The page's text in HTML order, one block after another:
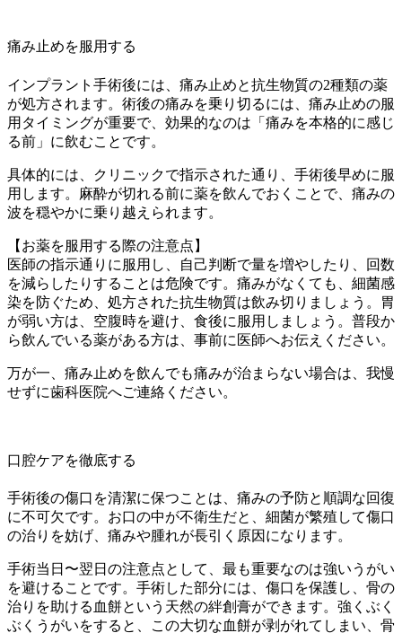
痛み止めを服用する
インプラント手術後には、痛み止めと抗生物質の2種類の薬
が処方されます。術後の痛みを乗り切るには、痛み止めの服
用タイミングが重要で、効果的なのは「痛みを本格的に感じ
る前」に飲むことです。
具体的には、クリニックで指示された通り、手術後早めに服
用します。麻酔が切れる前に薬を飲んでおくことで、痛みの
波を穏やかに乗り越えられます。
【お薬を服用する際の注意点】
医師の指示通りに服用し、自己判断で量を増やしたり、回数
を減らしたりすることは危険です。痛みがなくても、細菌感
染を防ぐため、処方された抗生物質は飲み切りましょう。胃
が弱い方は、空腹時を避け、食後に服用しましょう。普段か
ら飲んでいる薬がある方は、事前に医師へお伝えください。
万が一、痛み止めを飲んでも痛みが治まらない場合は、我慢
せずに歯科医院へご連絡ください。
口腔ケアを徹底する
手術後の傷口を清潔に保つことは、痛みの予防と順調な回復
に不可欠です。お口の中が不衛生だと、細菌が繁殖して傷口
の治りを妨げ、痛みや腫れが長引く原因になります。
手術当日〜翌日の注意点として、最も重要なのは強いうがい
を避けることです。手術した部分には、傷口を保護し、骨の
治りを助ける血餅という天然の絆創膏ができます。強くぶく
ぶくうがいをすると、この大切な血餅が剥がれてしまい、骨